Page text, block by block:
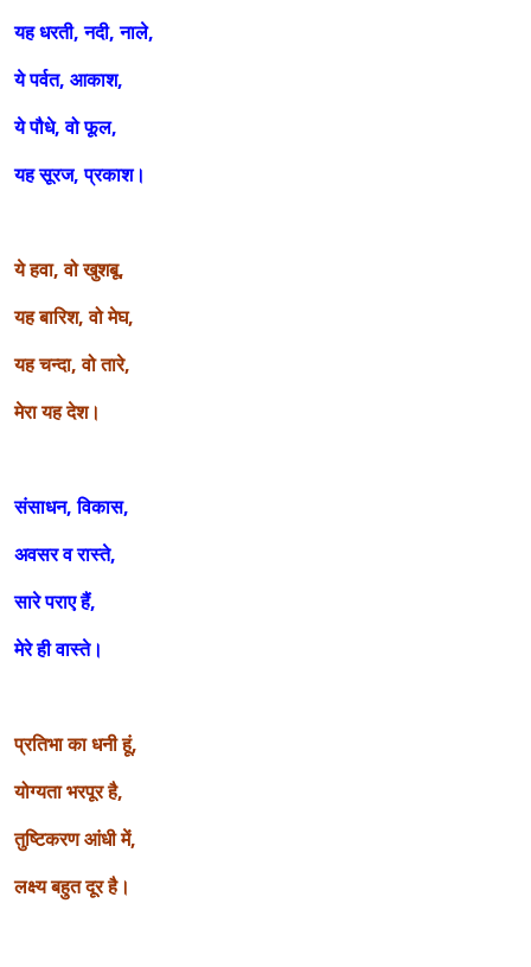
यह धरती, नदी, नाले,
ये पर्वत, आकाश,
ये पौधे, वो फूल,
यह सूरज, प्रकाश।
ये हवा, वो खुशबू,
यह बारिश, वो मेघ,
यह चन्दा, वो तारे,
मेरा यह देश।
संसाधन, विकास,
अवसर व रास्ते,
सारे पराए हैं,
मेरे ही वास्ते।
प्रतिभा का धनी हूं,
योग्यता भरपूर है,
तुष्टिकरण आंधी में,
लक्ष्य बहुत दूर है।